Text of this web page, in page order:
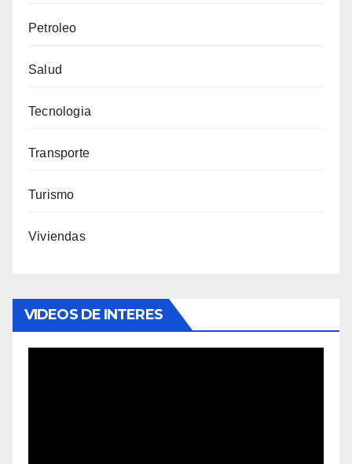
Petroleo
Salud
Tecnologia
Transporte
Turismo
Viviendas
VIDEOS DE INTERES